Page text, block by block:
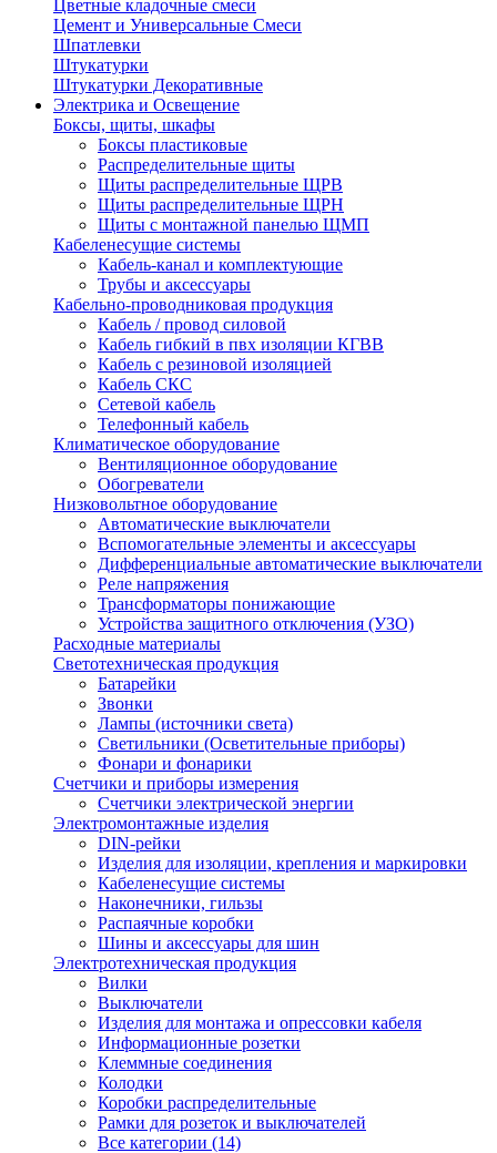
Цветные кладочные смеси
Цемент и Универсальные Смеси
Шпатлевки
Штукатурки
Штукатурки Декоративные
Электрика и Освещение
Боксы, щиты, шкафы
Боксы пластиковые
Распределительные щиты
Щиты распределительные ЩРВ
Щиты распределительные ЩРН
Щиты с монтажной панелью ЩМП
Кабеленесущие системы
Кабель-канал и комплектующие
Трубы и аксессуары
Кабельно-проводниковая продукция
Кабель / провод силовой
Кабель гибкий в пвх изоляции КГВВ
Кабель с резиновой изоляцией
Кабель СКС
Сетевой кабель
Телефонный кабель
Климатическое оборудование
Вентиляционное оборудование
Обогреватели
Низковольтное оборудование
Автоматические выключатели
Вспомогательные элементы и аксессуары
Дифференциальные автоматические выключатели
Реле напряжения
Трансформаторы понижающие
Устройства защитного отключения (УЗО)
Расходные материалы
Светотехническая продукция
Батарейки
Звонки
Лампы (источники света)
Светильники (Осветительные приборы)
Фонари и фонарики
Счетчики и приборы измерения
Счетчики электрической энергии
Электромонтажные изделия
DIN-рейки
Изделия для изоляции, крепления и маркировки
Кабеленесущие системы
Наконечники, гильзы
Распаячные коробки
Шины и аксессуары для шин
Электротехническая продукция
Вилки
Выключатели
Изделия для монтажа и опрессовки кабеля
Информационные розетки
Клеммные соединения
Колодки
Коробки распределительные
Рамки для розеток и выключателей
Все категории (14)